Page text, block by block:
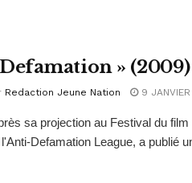
» (2009)
Redaction Jeune Nation 9
sa projection au Festival du
Defamation League, a publié